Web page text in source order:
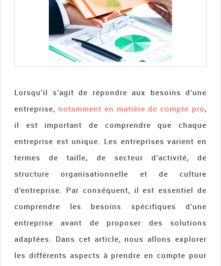
Lorsqu’il s’agit de répondre aux besoins d’une
entreprise, notamment en matière de compte pro,
il est important de comprendre que chaque
entreprise est unique. Les entreprises varient en
termes de taille, de secteur d’activité, de
structure organisationnelle et de culture
d’entreprise. Par conséquent, il est essentiel de
comprendre les besoins spécifiques d’une
entreprise avant de proposer des solutions
adaptées. Dans cet article, nous allons explorer
les différents aspects à prendre en compte pour